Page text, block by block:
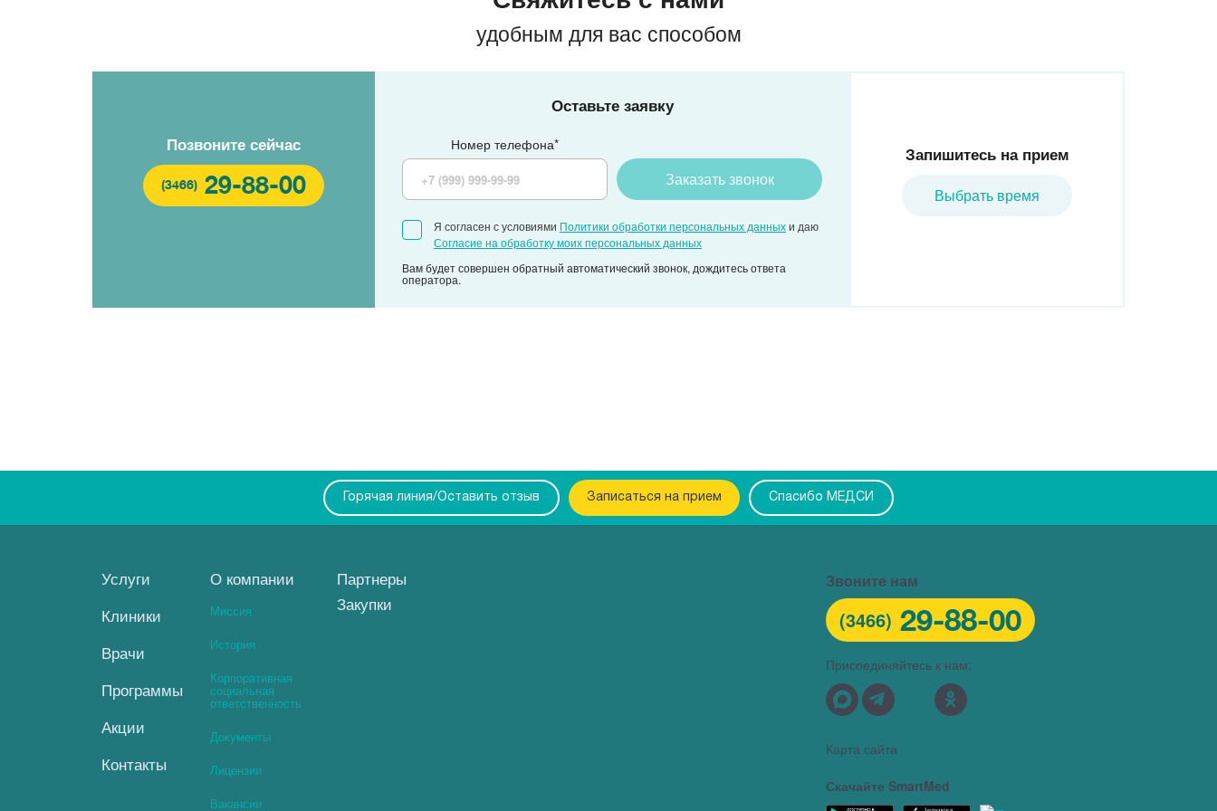
удобным для вас способом
Позвоните сейчас
(3466) 29-88-00
Оставьте заявку
Номер телефона*
Заказать звонок
Я согласен с условиями Политики обработки персональных данныхи даю
Согласие на обработку моих персональных данных
Вам будет совершен обратный автоматический звонок, дождитесь ответа
оператора.
Запишитесь на прием
Выбрать время
Горячая линия/Оставить отзыв Записаться на прием Спасибо МЕДСИ
Услуги
Клиники
Врачи
Программы
Акции
Контакты
О компании
Миссия
История
Корпоративная
социальная
ответственность
Документы
Лицензии
Вакансии
Партнеры
Закупки
Звоните нам
(3466) 29-88-00
Присоединяйтесь к нам:
Карта сайта
Скачайте SmartMed